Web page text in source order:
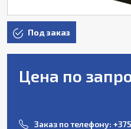
Под заказ
Цена по
Заказ по телефону: